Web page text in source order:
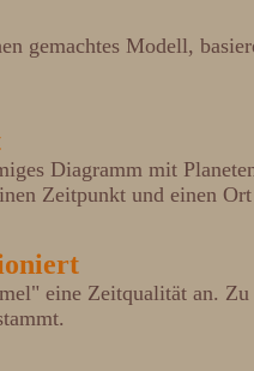
gemachtes Modell,
Diagramm mit
Zeitpunkt und einen
eine Zeitqualität an.